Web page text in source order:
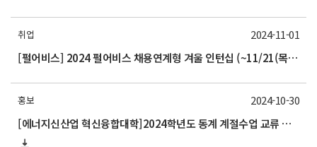
취업
[펄어비스] 2024 펄어비스 채용연계형 겨울 인턴십 (~11/21(목) 16시까지)
2024-11-01
홍보
[에너지신산업 혁신융합대학]2024학년도 동계 계절수업 교류 수학 안내(부산대)
2024-10-30